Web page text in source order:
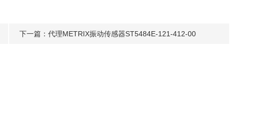
下一篇： 代理METRIX振动传感器ST5484E-121-412-00